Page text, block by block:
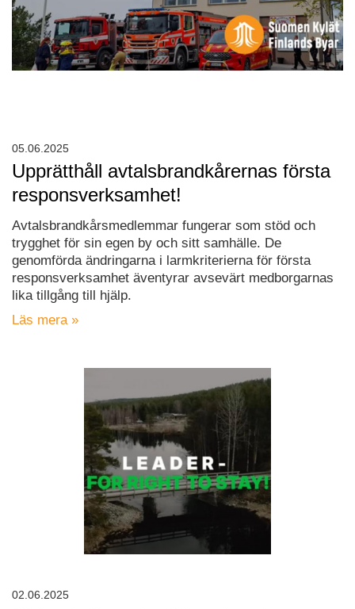
Upprätthåll avtalsbrandkårernas första
responsverksamhet!
Avtalsbrandkårsmedlemmar fungerar som stöd och
trygghet för sin egen by och sitt samhälle. De
genomförda ändringarna i larmkriterierna för första
responsverksamhet äventyrar avsevärt medborgarnas
lika tillgång till hjälp.
Läs mera »
05.06.2025
02.06.2025